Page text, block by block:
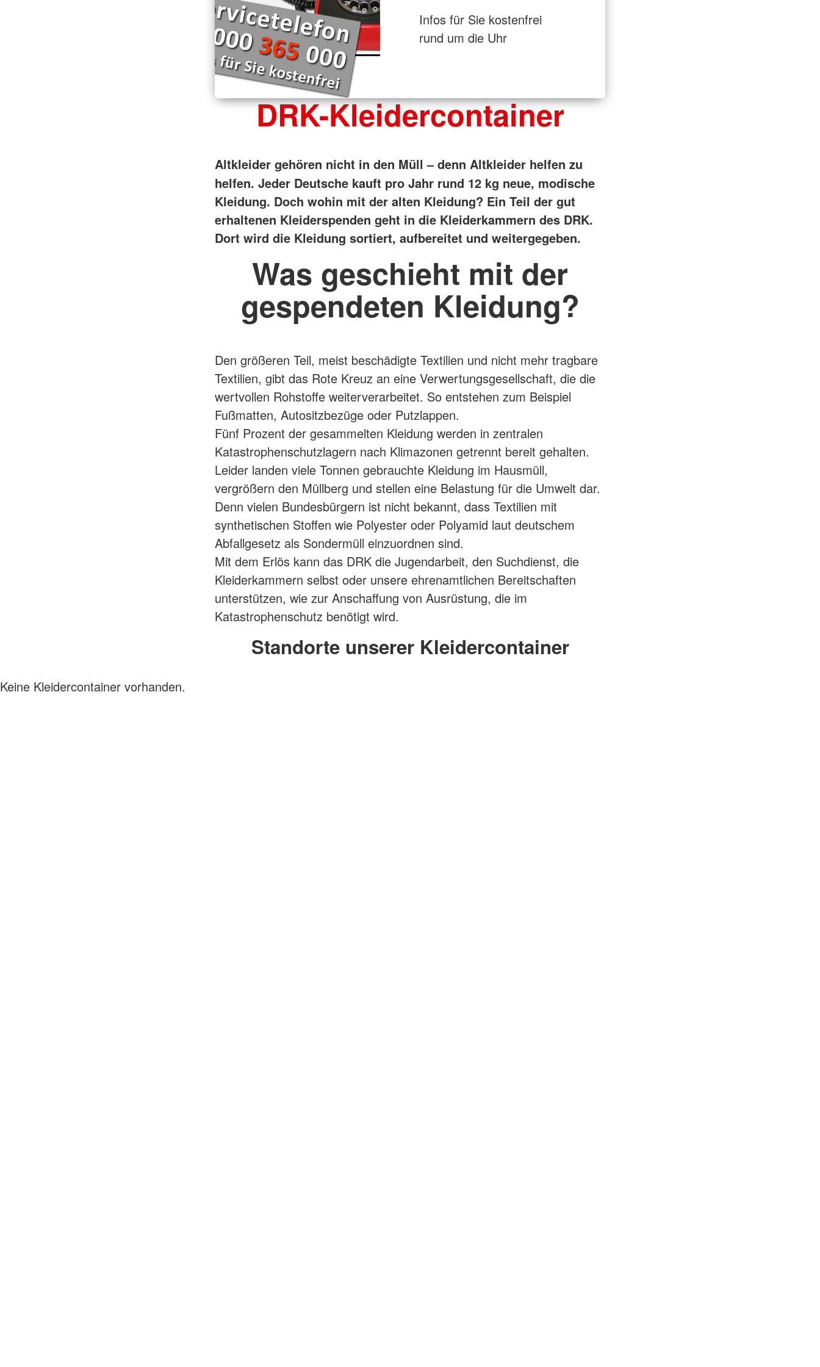
Infos für Sie kostenfrei
rund um die Uhr
DRK-Kleidercontainer
Altkleider gehören nicht in den Müll – denn Altkleider helfen zu
helfen. Jeder Deutsche kauft pro Jahr rund 12 kg neue, modische
Kleidung. Doch wohin mit der alten Kleidung? Ein Teil der gut
erhaltenen Kleiderspenden geht in die Kleiderkammern des DRK.
Dort wird die Kleidung sortiert, aufbereitet und weitergegeben.
Was geschieht mit der
gespendeten Kleidung?
Den größeren Teil, meist beschädigte Textilien und nicht mehr tragbare
Textilien, gibt das Rote Kreuz an eine Verwertungsgesellschaft, die die
wertvollen Rohstoffe weiterverarbeitet. So entstehen zum Beispiel
Fußmatten, Autositzbezüge oder Putzlappen.
Fünf Prozent der gesammelten Kleidung werden in zentralen
Katastrophenschutzlagern nach Klimazonen getrennt bereit gehalten.
Leider landen viele Tonnen gebrauchte Kleidung im Hausmüll,
vergrößern den Müllberg und stellen eine Belastung für die Umwelt dar.
Denn vielen Bundesbürgern ist nicht bekannt, dass Textilien mit
synthetischen Stoffen wie Polyester oder Polyamid laut deutschem
Abfallgesetz als Sondermüll einzuordnen sind.
Mit dem Erlös kann das DRK die Jugendarbeit, den Suchdienst, die
Kleiderkammern selbst oder unsere ehrenamtlichen Bereitschaften
unterstützen, wie zur Anschaffung von Ausrüstung, die im
Katastrophenschutz benötigt wird.
Standorte unserer Kleidercontainer
Keine Kleidercontainer vorhanden.